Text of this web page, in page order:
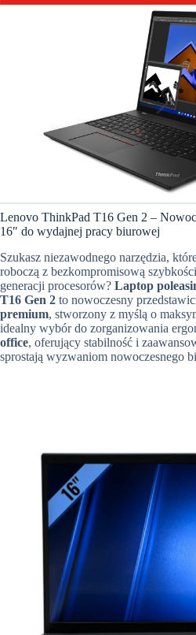
Lenovo ThinkPad T16 Gen 2 –
16″ do wydajnej pracy biurowej
Szukasz niezawodnego narzędzia,
roboczą z bezkompromisową
generacji procesorów? Laptop
T16 Gen 2 to nowoczesny
premium, stworzony z myślą o
idealny wybór do zorganizowania
office, oferujący stabilność i
sprostają wyzwaniom nowoczesnego